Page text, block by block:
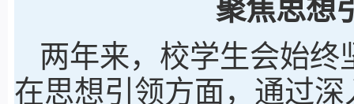
聚焦思想
两年来，校学生会始
在思想引领方面，通过深